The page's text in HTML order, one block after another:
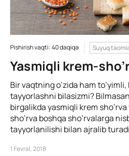
Pishirish vaqti: 40 daqiqa Suyuq
Yasmiqli krem-
Bir vaqtning o’zida ham
tayyorlashni bilasizmi?
birgalikda yasmiqli krem
sho’rva boshqa sho’rvalarga
tayyorlanilishi bilan ajralib
1 Fevral, 2018